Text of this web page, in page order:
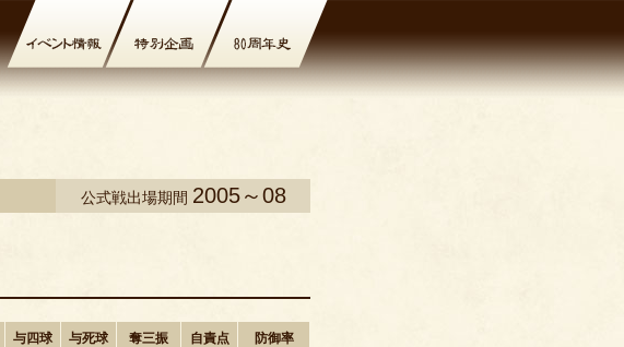
公式戦出場期間 2005～08
与四球 与死球 奪三振 自責点 防御率